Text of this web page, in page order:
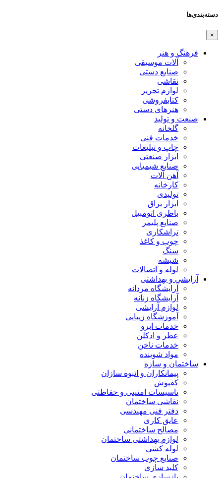
دسته‌بندی‌ها
×
فرهنگ و هنر
آلات موسیقی
صنایع دستی
نقاشی
لوازم تحریر
کتابفروشی
هنرهای دستی
صنعت و تولید
گلخانه
خدمات فنی
چاپ و تبلیغات
ابزار صنعتی
صنایع شیمیایی
آهن آلات
کارخانه
تولیدی
ابزار یراق
باطری اتومبیل
صنایع پلیمر
تراشکاری
چوب و کاغذ
سنگ
شیشه
لوله و اتصالات
آرایشی و بهداشتی
آرایشگاه مردانه
آرایشگاه زنانه
لوازم آرایشی
آموزشگاه زیبایی
خدمات ابرو
عطر و ادکلن
خدمات ناخن
مواد شوینده
ساختمان و سازه
پیمانکاران و انبوه سازان
کفپوش
تاسیسات امنیتی و حفاظتی
نقاشی ساختمان
دفتر فنی مهندسی
عایق کاری
مصالح ساختمانی
لوازم بهداشتی ساختمان
لوله کشی
صنایع چوب ساختمان
کلید سازی